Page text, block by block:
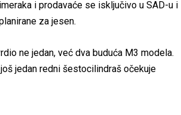
i prodavaće se isključivo u SAD-u i
za jesen.
ne jedan, već dva buduća M3 modela.
jedan redni šestocilindraš očekuje